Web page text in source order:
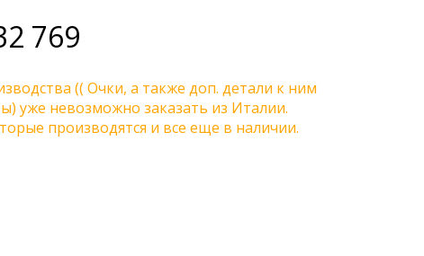
769
(( Очки, а также доп. детали к ним
уже невозможно заказать из Италии.
производятся и все еще в наличии.